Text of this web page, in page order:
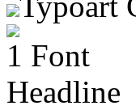
1 Font
Headline